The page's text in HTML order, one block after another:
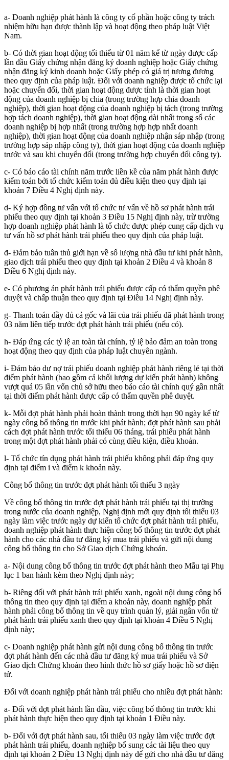
a- Doanh nghiệp phát hành là công ty cổ phần hoặc công ty trách
nhiệm hữu hạn được thành lập và hoạt động theo pháp luật Việt
Nam.
b- Có thời gian hoạt động tối thiểu từ 01 năm kể từ ngày được cấp
lần đầu Giấy chứng nhận đăng ký doanh nghiệp hoặc Giấy chứng
nhận đăng ký kinh doanh hoặc Giấy phép có giá trị tương đương
theo quy định của pháp luật. Đối với doanh nghiệp được tổ chức lại
hoặc chuyển đổi, thời gian hoạt động được tính là thời gian hoạt
động của doanh nghiệp bị chia (trong trường hợp chia doanh
nghiệp), thời gian hoạt động của doanh nghiệp bị tách (trong trường
hợp tách doanh nghiệp), thời gian hoạt động dài nhất trong số các
doanh nghiệp bị hợp nhất (trong trường hợp hợp nhất doanh
nghiệp), thời gian hoạt động của doanh nghiệp nhận sáp nhập (trong
trường hợp sáp nhập công ty), thời gian hoạt động của doanh nghiệp
trước và sau khi chuyển đổi (trong trường hợp chuyển đổi công ty).
c- Có báo cáo tài chính năm trước liền kề của năm phát hành được
kiểm toán bởi tổ chức kiểm toán đủ điều kiện theo quy định tại
khoản 7 Điều 4 Nghị định này.
d- Ký hợp đồng tư vấn với tổ chức tư vấn về hồ sơ phát hành trái
phiếu theo quy định tại khoản 3 Điều 15 Nghị định này, trừ trường
hợp doanh nghiệp phát hành là tổ chức được phép cung cấp dịch vụ
tư vấn hồ sơ phát hành trái phiếu theo quy định của pháp luật.
đ- Đảm bảo tuân thủ giới hạn về số lượng nhà đầu tư khi phát hành,
giao dịch trái phiếu theo quy định tại khoản 2 Điều 4 và khoản 8
Điều 6 Nghị định này.
e- Có phương án phát hành trái phiếu được cấp có thẩm quyền phê
duyệt và chấp thuận theo quy định tại Điều 14 Nghị định này.
g- Thanh toán đầy đủ cả gốc và lãi của trái phiếu đã phát hành trong
03 năm liên tiếp trước đợt phát hành trái phiếu (nếu có).
h- Đáp ứng các tỷ lệ an toàn tài chính, tỷ lệ bảo đảm an toàn trong
hoạt động theo quy định của pháp luật chuyên ngành.
i- Đảm bảo dư nợ trái phiếu doanh nghiệp phát hành riêng lẻ tại thời
điểm phát hành (bao gồm cả khối lượng dự kiến phát hành) không
vượt quá 05 lần vốn chủ sở hữu theo báo cáo tài chính quý gần nhất
tại thời điểm phát hành được cấp có thẩm quyền phê duyệt.
k- Mỗi đợt phát hành phải hoàn thành trong thời hạn 90 ngày kể từ
ngày công bố thông tin trước khi phát hành; đợt phát hành sau phải
cách đợt phát hành trước tối thiểu 06 tháng, trái phiếu phát hành
trong một đợt phát hành phải có cùng điều kiện, điều khoản.
l- Tổ chức tín dụng phát hành trái phiếu không phải đáp ứng quy
định tại điểm i và điểm k khoản này.
Công bố thông tin trước đợt phát hành tối thiểu 3 ngày
Về công bố thông tin trước đợt phát hành trái phiếu tại thị trường
trong nước của doanh nghiệp, Nghị định mới quy định tối thiểu 03
ngày làm việc trước ngày dự kiến tổ chức đợt phát hành trái phiếu,
doanh nghiệp phát hành thực hiện công bố thông tin trước đợt phát
hành cho các nhà đầu tư đăng ký mua trái phiếu và gửi nội dung
công bố thông tin cho Sở Giao dịch Chứng khoán.
a- Nội dung công bố thông tin trước đợt phát hành theo Mẫu tại Phụ
lục 1 ban hành kèm theo Nghị định này;
b- Riêng đối với phát hành trái phiếu xanh, ngoài nội dung công bố
thông tin theo quy định tại điểm a khoản này, doanh nghiệp phát
hành phải công bố thông tin về quy trình quản lý, giải ngân vốn từ
phát hành trái phiếu xanh theo quy định tại khoản 4 Điều 5 Nghị
định này;
c- Doanh nghiệp phát hành gửi nội dung công bố thông tin trước
đợt phát hành đến các nhà đầu tư đăng ký mua trái phiếu và Sở
Giao dịch Chứng khoán theo hình thức hồ sơ giấy hoặc hồ sơ điện
tử.
Đối với doanh nghiệp phát hành trái phiếu cho nhiều đợt phát hành:
a- Đối với đợt phát hành lần đầu, việc công bố thông tin trước khi
phát hành thực hiện theo quy định tại khoản 1 Điều này.
b- Đối với đợt phát hành sau, tối thiểu 03 ngày làm việc trước đợt
phát hành trái phiếu, doanh nghiệp bổ sung các tài liệu theo quy
định tại khoản 2 Điều 13 Nghị định này để gửi cho nhà đầu tư đăng